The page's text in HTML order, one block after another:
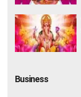
Business